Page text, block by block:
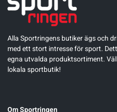
Alla Sportringens butiker ägs och
med ett stort intresse för sport.
egna utvalda produktsortiment.
lokala sportbutik!
Om Sportringen